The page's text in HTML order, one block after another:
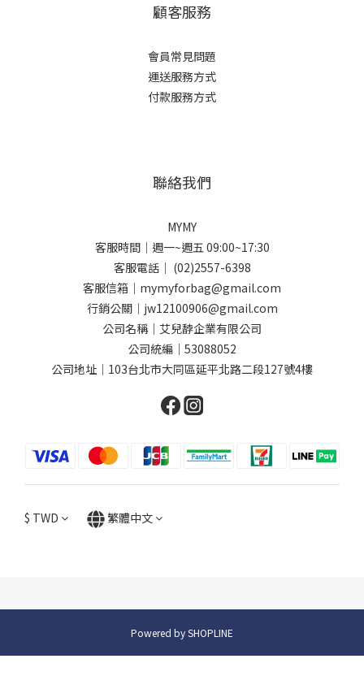
顧客服務
會員常見問題
運送服務方式
付款服務方式
聯絡我們
MYMY
客服時間｜週一~週五 09:00~17:30
客服電話｜ (02)2557-6398
客服信箱｜mymyforbag@gmail.com
行銷公關｜jw12100906@gmail.com
公司名稱｜艾兒馞企業有限公司
公司統編｜53088052
公司地址｜103台北市大同區延平北路二段127號4樓
$ TWD 繁體中文
Powered by SHOPLINE